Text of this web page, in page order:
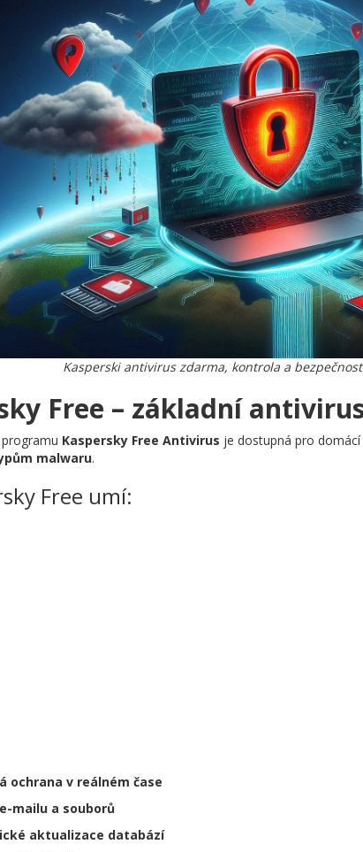
Kasperski antivirus zdarma, kontrola a
Free – základní
Kaspersky Free Antivirus je dostupná pro
malwaru.
Free umí:
ochrana v reálném čase
mailu a souborů
aktualizace databází